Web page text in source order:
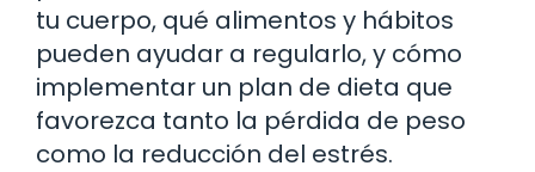
tu cuerpo, qué alimentos y hábitos
pueden ayudar a regularlo, y cómo
implementar un plan de dieta que
favorezca tanto la pérdida de peso
como la reducción del estrés.